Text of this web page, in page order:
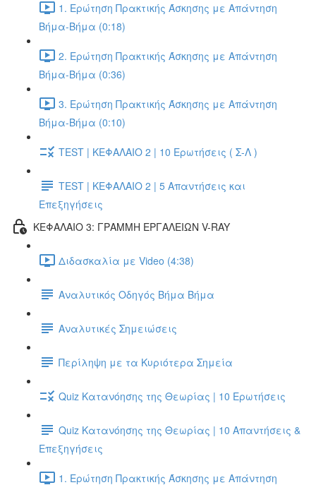
1. Ερώτηση Πρακτικής Άσκησης με Απάντηση
Βήμα-Βήμα (0:18)
2. Ερώτηση Πρακτικής Άσκησης με Απάντηση
Βήμα-Βήμα (0:36)
3. Ερώτηση Πρακτικής Άσκησης με Απάντηση
Βήμα-Βήμα (0:10)
TEST | ΚΕΦΑΛΑΙΟ 2 | 10 Ερωτήσεις ( Σ-Λ )
TEST | ΚΕΦΑΛΑΙΟ 2 | 5 Απαντήσεις και
Επεξηγήσεις
ΚΕΦΑΛΑΙΟ 3: ΓΡΑΜΜΗ ΕΡΓΑΛΕΙΩΝ V-RAY
Διδασκαλία με Video (4:38)
Αναλυτικός Οδηγός Βήμα Βήμα
Αναλυτικές Σημειώσεις
Περίληψη με τα Κυριότερα Σημεία
Quiz Κατανόησης της Θεωρίας | 10 Ερωτήσεις
Quiz Κατανόησης της Θεωρίας | 10 Απαντήσεις &
Επεξηγήσεις
1. Ερώτηση Πρακτικής Άσκησης με Απάντηση